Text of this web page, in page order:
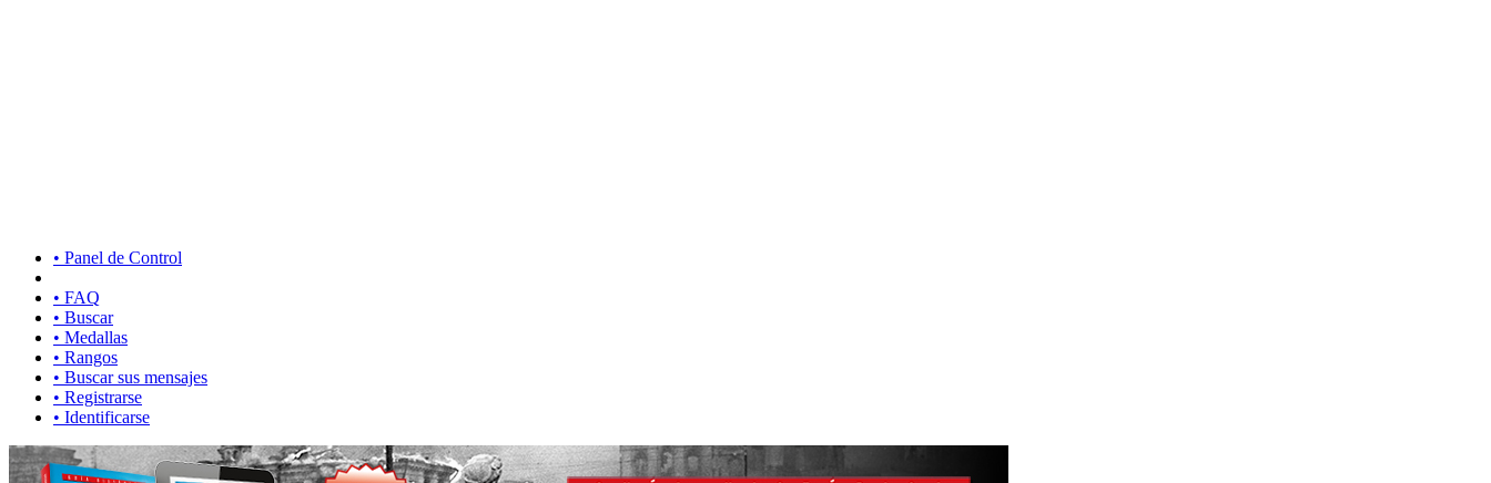
• Panel de Control
• FAQ
• Buscar
• Medallas
• Rangos
• Buscar sus mensajes
• Registrarse
• Identificarse